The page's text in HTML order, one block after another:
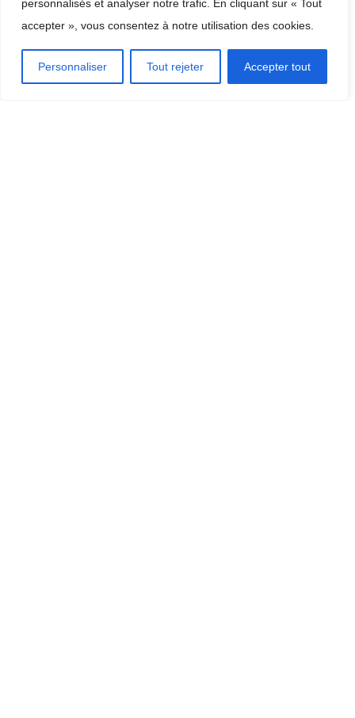
personnalisés et analyser notre trafic. En cliquant sur « Tout
accepter », vous consentez à notre utilisation des cookies.
Personnaliser Tout rejeter Accepter tout